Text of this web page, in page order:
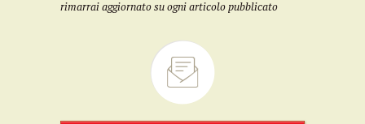
rimarrai aggiornato su ogni articolo pubblicato